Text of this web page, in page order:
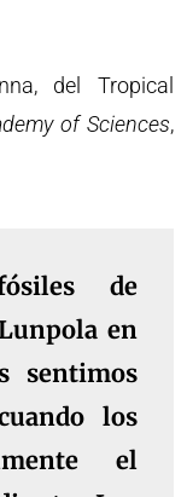
del Tropical
of Sciences,
de
en
sentimos
los
el